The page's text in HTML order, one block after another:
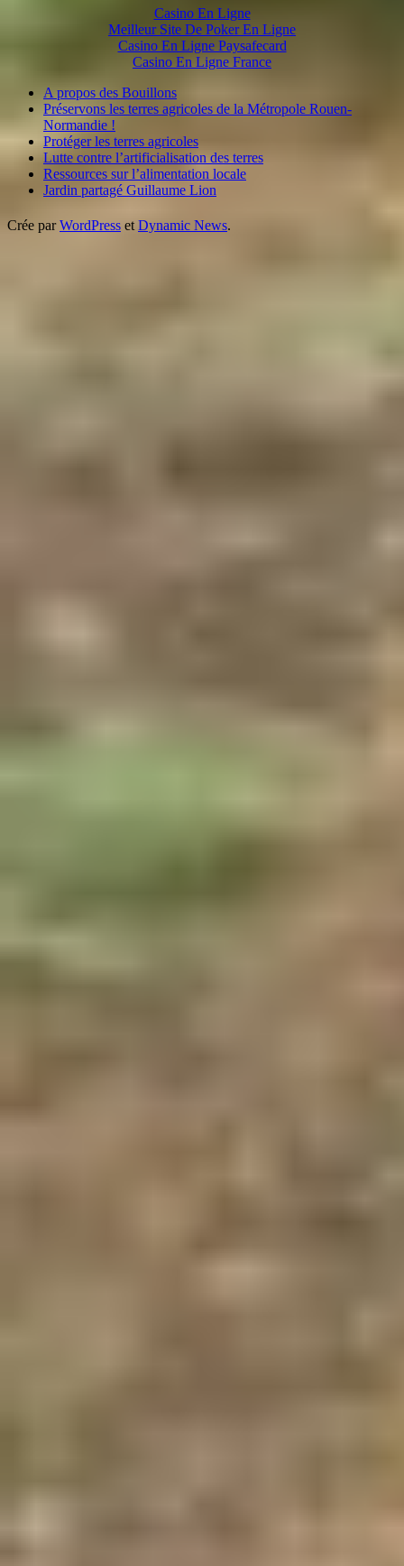
Casino En Ligne
Meilleur Site De Poker En Ligne
Casino En Ligne Paysafecard
Casino En Ligne France
A propos des Bouillons
Préservons les terres agricoles de la Métropole Rouen-
Normandie !
Protéger les terres agricoles
Lutte contre l’artificialisation des terres
Ressources sur l’alimentation locale
Jardin partagé Guillaume Lion
Crée parWordPress et Dynamic News.